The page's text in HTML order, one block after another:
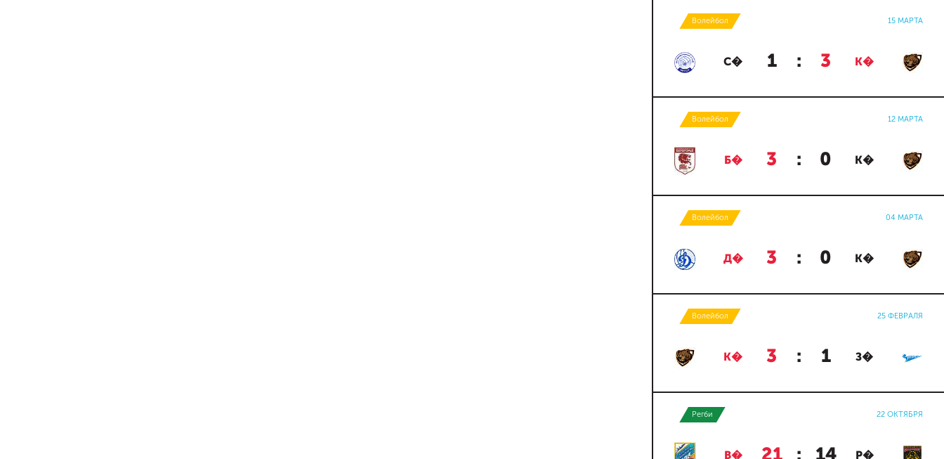
Волейбол 15 МАРТА
С� 1 : 3 К�
Волейбол 12 МАРТА
Б� 3 : 0 К�
Волейбол 04 МАРТА
Д� 3 : 0 К�
Волейбол 25 ФЕВРАЛЯ
К� 3 : 1 З�
Регби 22 ОКТЯБРЯ
В� 21 : 14 Р�